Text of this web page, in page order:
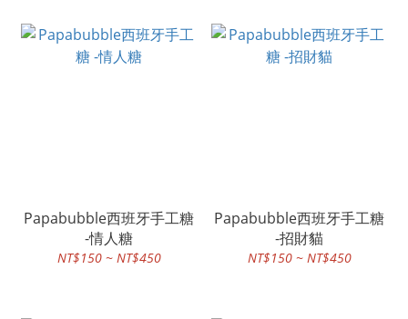
Papabubble西班牙手工糖
-情人糖
NT$150 ~ NT$450
Papabubble西班牙手工糖
-招財貓
NT$150 ~ NT$450